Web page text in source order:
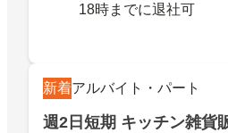
18時までに退社可
新着アルバイト・パート
週2日短期 キッチン雑貨